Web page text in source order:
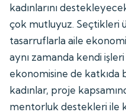
kadınlarını
çok mutluyuz. Seçtikleri
tasarruflarla aile
aynı zamanda kendi
ekonomisine de katkıda
kadınlar, proje
mentorluk destekleri ile